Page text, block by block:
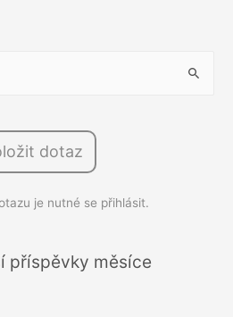
dotaz
je nutné se přihlásit.
příspěvky měsíce